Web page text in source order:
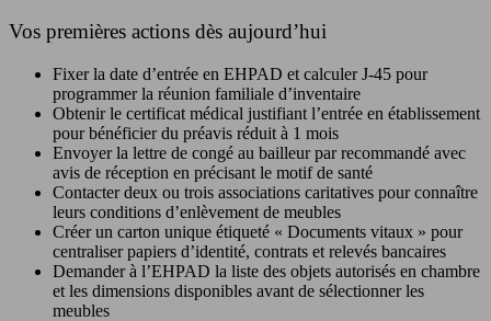
Vos premières actions dès aujourd’hui
Fixer la date d’entrée en EHPAD et calculer J-45 pour
programmer la réunion familiale d’inventaire
Obtenir le certificat médical justifiant l’entrée en établissement
pour bénéficier du préavis réduit à 1 mois
Envoyer la lettre de congé au bailleur par recommandé avec
avis de réception en précisant le motif de santé
Contacter deux ou trois associations caritatives pour connaître
leurs conditions d’enlèvement de meubles
Créer un carton unique étiqueté « Documents vitaux » pour
centraliser papiers d’identité, contrats et relevés bancaires
Demander à l’EHPAD la liste des objets autorisés en chambre
et les dimensions disponibles avant de sélectionner les
meubles